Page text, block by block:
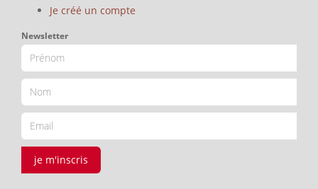
Je créé un compte
Newsletter
je m'inscris